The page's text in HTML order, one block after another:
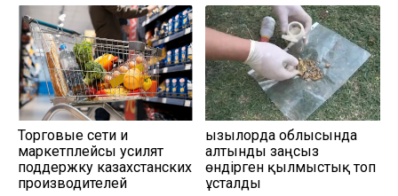
Торговые сети и
маркетплейсы усилят
поддержку казахстанских
производителей
Қызылорда облысында
алтынды заңсыз
өндірген қылмыстық топ
ұсталды